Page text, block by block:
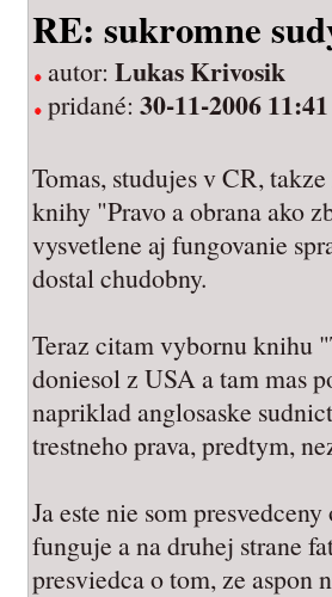
RE: sukromne
autor: Lukas Krivosik
pridané: 30-11-2006 11:41
Tomas, studujes v CR,
knihy "Pravo a obrana ako
vysvetlene aj fungovanie
dostal chudobny.
Teraz citam vybornu knihu
doniesol z USA a tam mas
napriklad anglosaske
trestneho prava, predtym,
Ja este nie som
funguje a na druhej strane
presviedca o tom, ze aspon